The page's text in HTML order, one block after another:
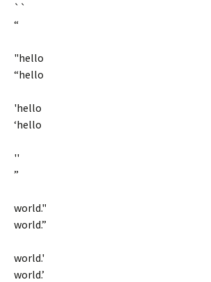
``
“
"hello
“hello
'hello
‘hello
''
”
world."
world.”
world.'
world.’